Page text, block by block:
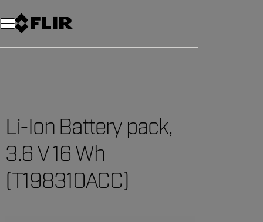
Li-Ion Battery pack,
3.6 V 16 Wh
(T198310ACC)